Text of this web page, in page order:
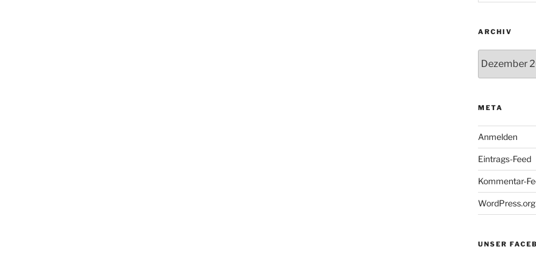
ARCHIV
META
Anmelden
Eintrags-Feed
Kommentar-
WordPress.org
UNSER